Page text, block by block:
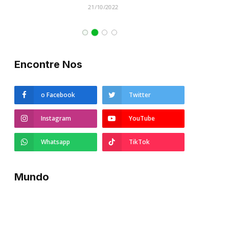
21/10/2022
Encontre Nos
o Facebook Twitter
Instagram YouTube
Whatsapp TikTok
Mundo